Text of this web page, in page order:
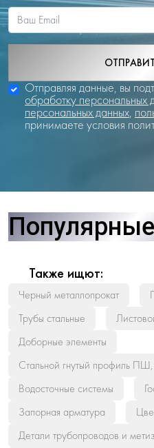
Отправляя данные, вы
обработку персональных
персональных данных,
принимаете условия
Также ищют:
Черный металлопрокат
Трубы стальные
Доборные элементы
Стальной гнутый профиль
Водосточные системы
Запорная арматура
Детали трубопроводов и